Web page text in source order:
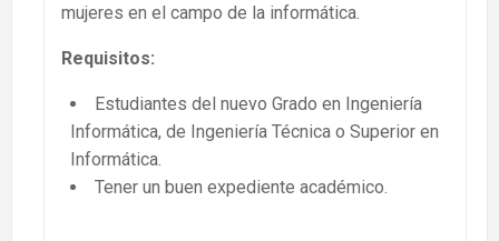
mujeres en el campo de la informática.
Requisitos:
Estudiantes del nuevo Grado en Ingeniería
Informática, de Ingeniería Técnica o Superior en
Informática.
Tener un buen expediente académico.